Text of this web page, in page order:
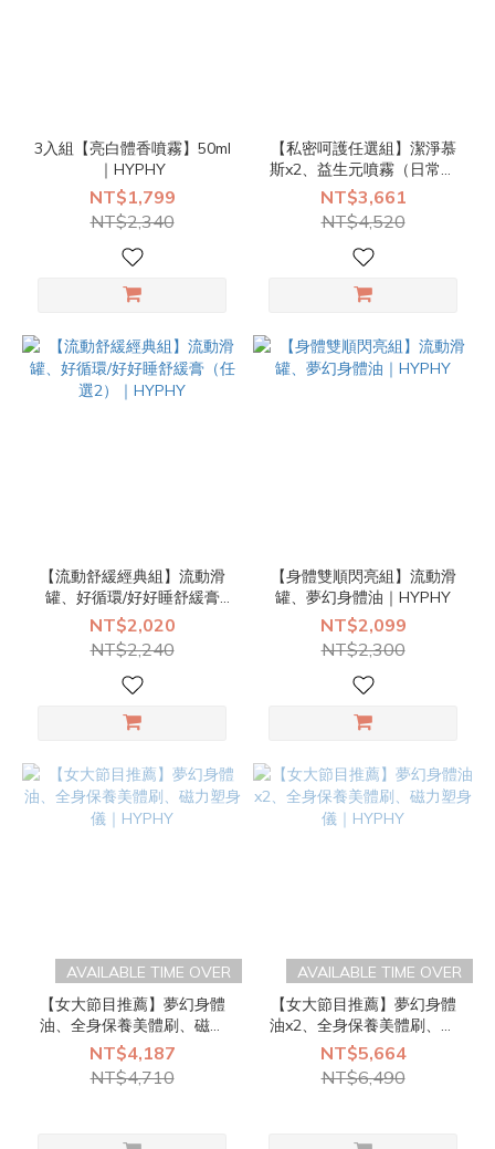
3入組【亮白體香噴霧】50ml
｜HYPHY
NT$1,799
NT$2,340
【私密呵護任選組】潔淨慕
斯x2、益生元噴霧（日常／
加強版）任選4｜HYPHY
NT$3,661
NT$4,520
【流動舒緩經典組】流動滑
罐、好循環/好好睡舒緩膏
（任選2）｜HYPHY
NT$2,020
NT$2,240
【身體雙順閃亮組】流動滑
罐、夢幻身體油｜HYPHY
NT$2,099
NT$2,300
AVAILABLE TIME OVER
【女大節目推薦】夢幻身體
油、全身保養美體刷、磁力
塑身儀｜HYPHY
NT$4,187
NT$4,710
AVAILABLE TIME OVER
【女大節目推薦】夢幻身體
油x2、全身保養美體刷、磁
力塑身儀｜HYPHY
NT$5,664
NT$6,490